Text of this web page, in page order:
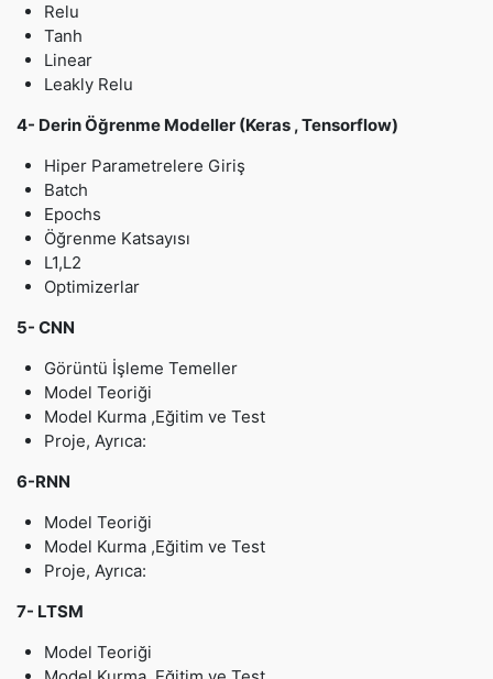
Relu
Tanh
Linear
Leakly Relu
4- Derin Öğrenme Modeller (Keras , Tensorflow)
Hiper Parametrelere Giriş
Batch
Epochs
Öğrenme Katsayısı
L1,L2
Optimizerlar
5- CNN
Görüntü İşleme Temeller
Model Teoriği
Model Kurma ,Eğitim ve Test
Proje, Ayrıca:
6-RNN
Model Teoriği
Model Kurma ,Eğitim ve Test
Proje, Ayrıca:
7- LTSM
Model Teoriği